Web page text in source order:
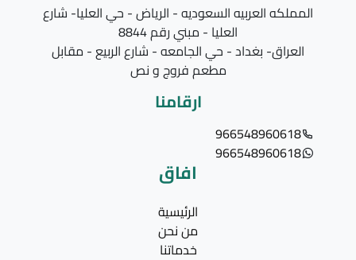
المملكه العربيه السعوديه - الرياض - حي العليا- شارع
العليا - مبني رقم 8844
العراق- بغداد - حي الجامعه - شارع الربيع - مقابل
مطعم فروج و نص
ارقامنا
966548960618
966548960618
افاق
الرئيسية
من نحن
خدماتنا